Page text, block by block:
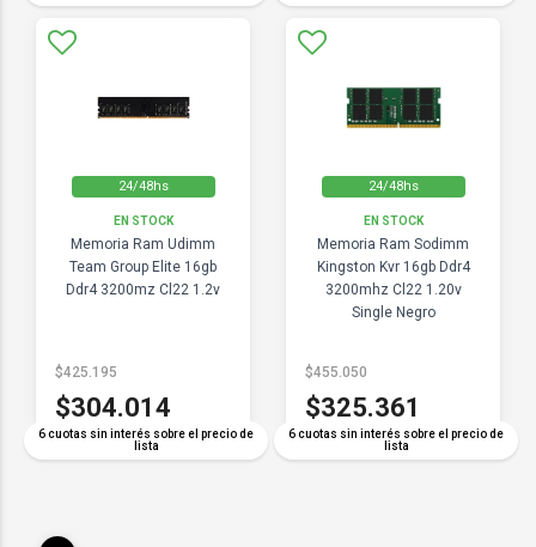
24/48hs
EN STOCK
Memoria Ram Udimm
Team Group Elite 16gb
Ddr4 3200mz Cl22 1.2v
6 cuotas sin interés sobre el precio de
lista
$425.195
$304.014
24/48hs
EN STOCK
Memoria Ram Sodimm
Kingston Kvr 16gb Ddr4
3200mhz Cl22 1.20v
Single Negro
6 cuotas sin interés sobre el precio de
lista
$455.050
$325.361